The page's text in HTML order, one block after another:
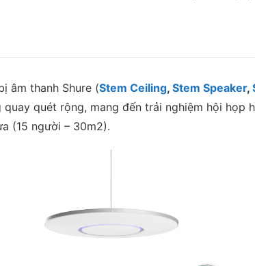
Ceiling,
Speaker,
lượng
âm thanh Shure (Stem Ceiling, Stem Speaker,
quét rộng, mang đến trải nghiệm hội họp
(15 người – 30m2).